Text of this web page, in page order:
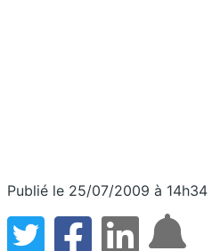
Publié le 25/07/2009 à 14h34